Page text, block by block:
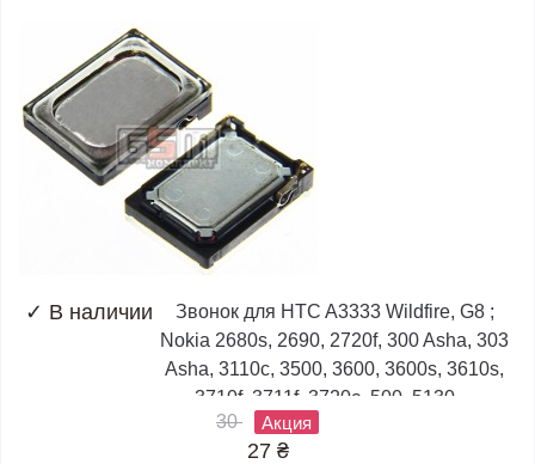
✓ В наличии
Звонок для HTC A3333 Wildfire, G8 ;
Nokia 2680s, 2690, 2720f, 300 Asha, 303
Asha, 3110c, 3500, 3600, 3600s, 3610s,
3710f, 3711f, 3720c, 500, 5130,...
30
Акция
27 ₴